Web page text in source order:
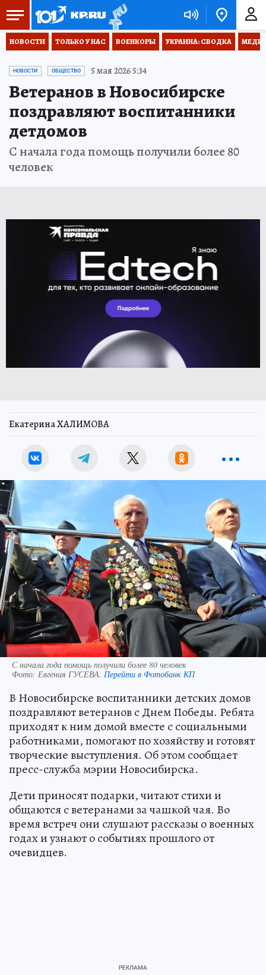
НОВОСТИ ТОЛЬКО У НАС ВОЕНКОРЫ УКРАИНА: СВОДКА
НОВОСТИ ОБЩЕСТВО 5 мая 2026 5:34
Ветеранов в Новосибирске
поздравляют воспитанники
детдомов
С начала года помощь получили более 80
человек
Екатерина ХАЛИМОВА
С начала года помощь получили более 80 человек
Фото: Евгения ГУСЕВА. Перейти в Фотобанк КП
В Новосибирске воспитанники детских домов
поздравляют ветеранов с Днем Победы. Ребята
приходят к ним домой вместе с социальными
работниками, помогают по хозяйству и готовят
творческие выступления. Об этом сообщает
пресс-служба мэрии Новосибирска.
Дети приносят подарки, читают стихи и
общаются с ветеранами за чашкой чая. Во
время встреч они слушают рассказы о военных
годах и узнают о событиях прошлого от
очевидцев.